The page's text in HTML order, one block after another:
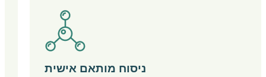
ניסוח מותאם אישית